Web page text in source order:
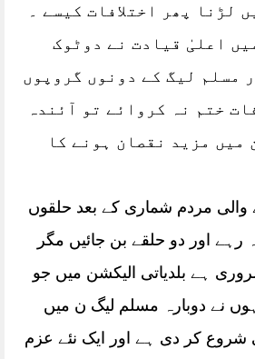
لڑنا پھر اختلافات کیسے ۔
اعلیٰ قیادت نے دوٹوک
مسلم لیگ کے دونوں گروپوں
ختم نہ کروائے تو آئندہ
میں مزید نقصان ہونے کا
والی مردم شماری کے بعد حلقوں
اور دو حلقے بن جائیں مگر
ہے بلدیاتی الیکشن میں جو
نے دوبارہ مسلم لیگ ن میں
شروع کر دی ہے اور ایک نئے عزم